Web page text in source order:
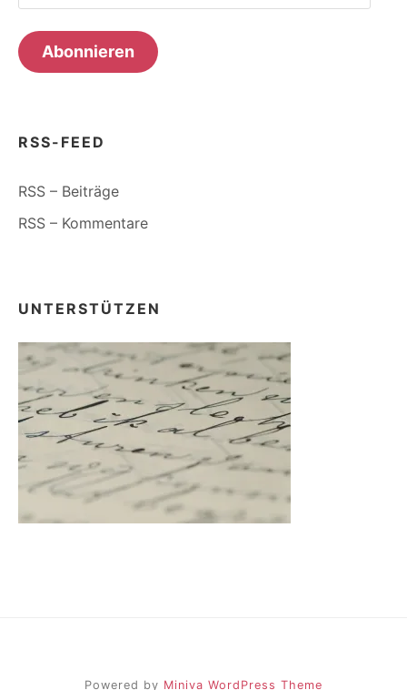
Mail-
Adresse
Abonnieren
RSS-FEED
RSS – Beiträge
RSS – Kommentare
UNTERSTÜTZEN
Powered by Miniva WordPress Theme